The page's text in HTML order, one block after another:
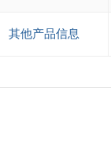
其他产品信息